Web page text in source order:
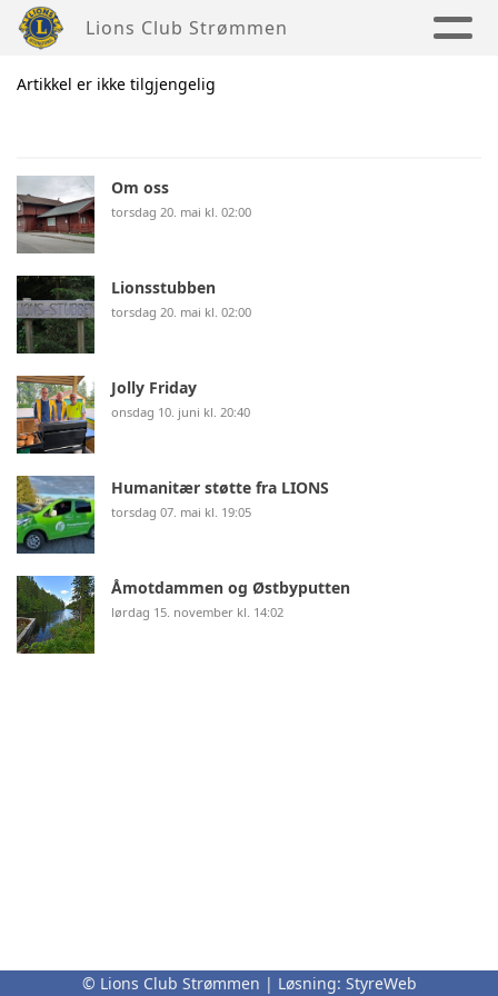
Lions Club Strømmen
Artikkel er ikke tilgjengelig
Om oss
torsdag 20. mai kl. 02:00
Lionsstubben
torsdag 20. mai kl. 02:00
Jolly Friday
onsdag 10. juni kl. 20:40
Humanitær støtte fra LIONS
torsdag 07. mai kl. 19:05
Åmotdammen og Østbyputten
lørdag 15. november kl. 14:02
© Lions Club Strømmen | Løsning: StyreWeb